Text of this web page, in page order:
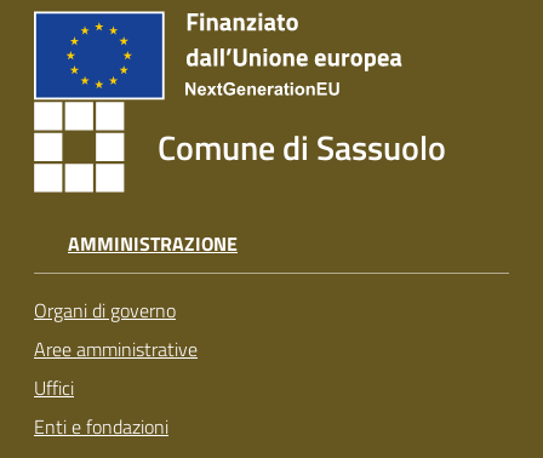
Comune di Sassuolo
AMMINISTRAZIONE
Organi di governo
Aree amministrative
Uffici
Enti e fondazioni